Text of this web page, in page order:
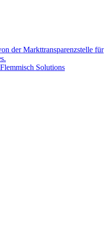
der Markttransparenzstelle für
Solutions